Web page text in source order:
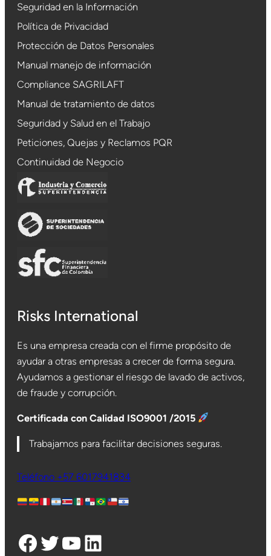
Seguridad en la Información
Política de Privacidad
Protección de Datos Personales
Manual manejo de información
Compliance SAGRILAFT
Manual de tratamiento de datos
Seguridad y Salud en el Trabajo
Peticiones, Quejas y Reclamos PQR
Continuidad de Negocio
Risks International
Es una empresa creada con el firme propósito de
ayudar a otras empresas a crecer de forma segura.
Ayudamos a gestionar el riesgo de lavado de activos,
de fraude y corrupción.
Certificada con Calidad ISO9001 /2015
Trabajamos para facilitar decisiones seguras.
Teléfono +57 6017941834
Facebook Twitter YouTube LinkedIn